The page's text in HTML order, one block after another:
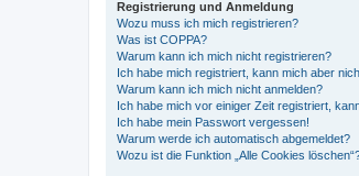
Registrierung und Anmeldung
Wozu muss ich mich registrieren?
Was ist COPPA?
Warum kann ich mich nicht registrieren?
Ich habe mich registriert, kann mich aber
Warum kann ich mich nicht anmelden?
Ich habe mich vor einiger Zeit registriert,
Ich habe mein Passwort vergessen!
Warum werde ich automatisch abgemeldet?
Wozu ist die Funktion „Alle Cookies